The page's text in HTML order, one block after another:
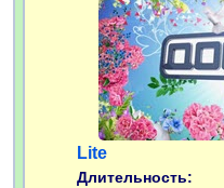
Lite
Длительность: